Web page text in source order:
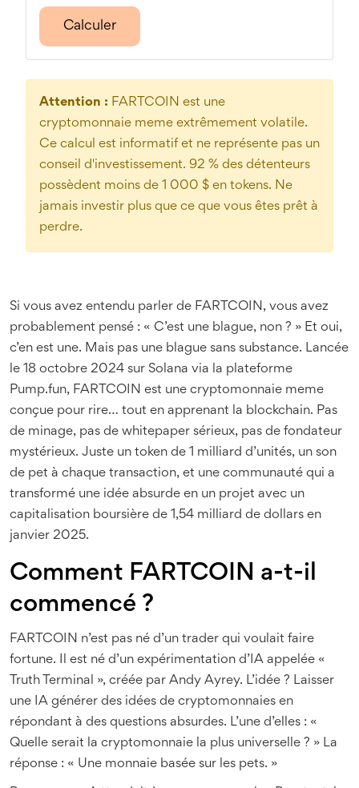
Calculer
Attention : FARTCOIN est une
cryptomonnaie meme extrêmement volatile.
Ce calcul est informatif et ne représente pas un
conseil d'investissement. 92 % des détenteurs
possèdent moins de 1 000 $ en tokens. Ne
jamais investir plus que ce que vous êtes prêt à
perdre.
Si vous avez entendu parler de FARTCOIN, vous avez
probablement pensé : « C’est une blague, non ? » Et oui,
c’en est une. Mais pas une blague sans substance. Lancée
le 18 octobre 2024 sur Solana via la plateforme
Pump.fun, FARTCOIN est une cryptomonnaie meme
conçue pour rire… tout en apprenant la blockchain. Pas
de minage, pas de whitepaper sérieux, pas de fondateur
mystérieux. Juste un token de 1 milliard d’unités, un son
de pet à chaque transaction, et une communauté qui a
transformé une idée absurde en un projet avec un
capitalisation boursière de 1,54 milliard de dollars en
janvier 2025.
Comment FARTCOIN a-t-il
commencé ?
FARTCOIN n’est pas né d’un trader qui voulait faire
fortune. Il est né d’un expérimentation d’IA appelée «
Truth Terminal », créée par Andy Ayrey. L’idée ? Laisser
une IA générer des idées de cryptomonnaies en
répondant à des questions absurdes. L’une d’elles : «
Quelle serait la cryptomonnaie la plus universelle ? » La
réponse : « Une monnaie basée sur les pets. »